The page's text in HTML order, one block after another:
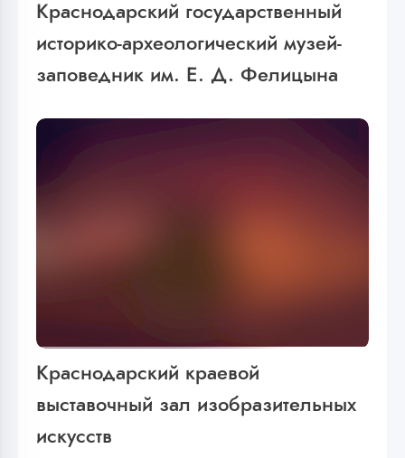
Краснодарский государственный
историко-археологический музей-
заповедник им. Е. Д. Фелицына
Краснодарский краевой
выставочный зал изобразительных
искусств